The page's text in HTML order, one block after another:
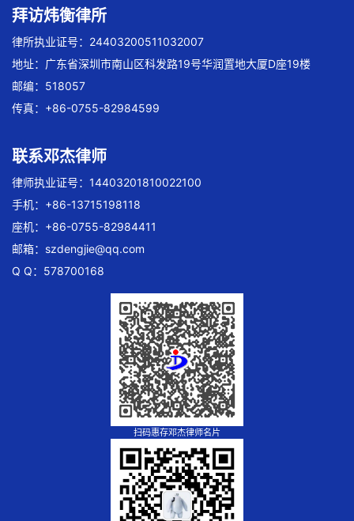
拜访炜衡律所
律所执业证号：24403200511032007
地址：广东省深圳市南山区科发路19号华润置地大厦D座19楼
邮编：518057
传真：+86-0755-82984599
联系邓杰律师
律师执业证号：14403201810022100
手机：+86-13715198118
座机：+86-0755-82984411
邮箱： szdengjie@qq.com
Q Q：578700168
扫码惠存邓杰律师名片